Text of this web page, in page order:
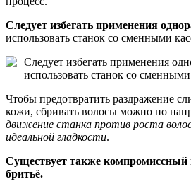
Следует избегать применения
использовать станок со сменными
Следует избегать применения
использовать станок со
Чтобы предотвратить раздражение
кожи, сбривать волосы можно по
движение станка против роста
идеальной гладкости.
Существует также компромиссный
бритьё.